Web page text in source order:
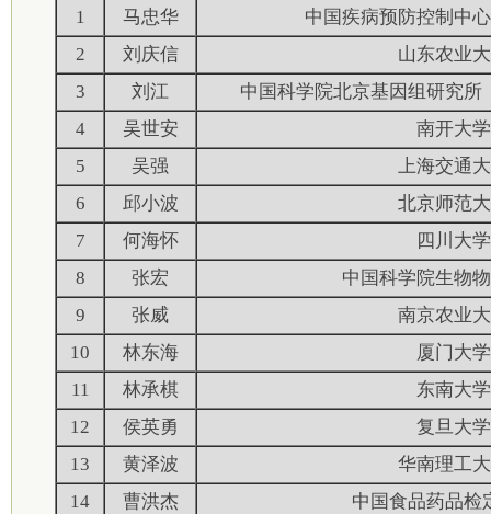
1
马忠华
中国疾病预防控制中
2
刘庆信
山东农业
3
刘江
中国科学院北京基因组研究所
4
吴世安
南开大学
5
吴强
上海交通
6
邱小波
北京师范
7
何海怀
四川大学
8
张宏
中国科学院生物
9
张威
南京农业
10
林东海
厦门大学
11
林承棋
东南大学
12
侯英勇
复旦大学
13
黄泽波
华南理工
14
曹洪杰
中国食品药品检